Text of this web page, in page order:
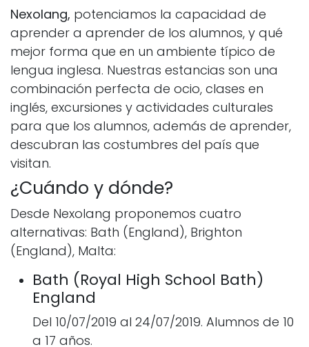
Nexolang, potenciamos la capacidad de
aprender a aprender de los alumnos, y qué
mejor forma que en un ambiente típico de
lengua inglesa. Nuestras estancias son una
combinación perfecta de ocio, clases en
inglés, excursiones y actividades culturales
para que los alumnos, además de aprender,
descubran las costumbres del país que
visitan.
¿Cuándo y dónde?
Desde Nexolang proponemos cuatro
alternativas: Bath (England), Brighton
(England), Malta:
Bath (Royal High School Bath)
England
Del 10/07/2019 al 24/07/2019. Alumnos de 10
a 17 años.